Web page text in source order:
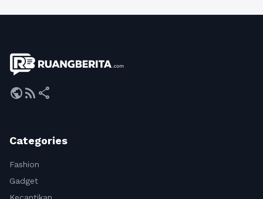
publicrss_feed share
Categories
Fashion
Gadget